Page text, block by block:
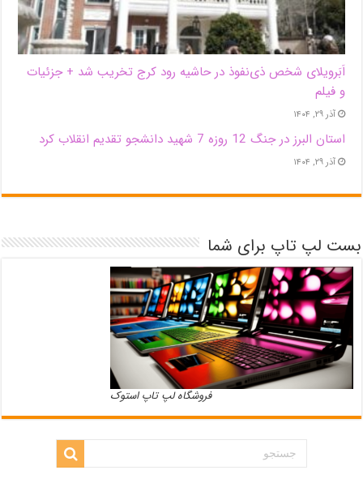
اَبَر‌ویلای شخص ذی‌نفوذ در حاشیه‌ رود کرج تخریب شد + جزئیات
و فیلم
آذر ۲۹, ۱۴۰۴
استان البرز در جنگ 12 روزه 7 شهید دانشجو تقدیم انقلاب کرد
آذر ۲۹, ۱۴۰۴
بست لپ تاپ برای شما
فروشگاه لپ تاپ استوک